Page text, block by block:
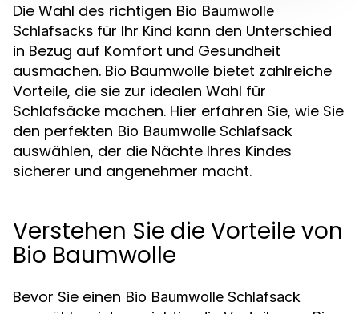
Die Wahl des richtigen Bio Baumwolle
Schlafsacks für Ihr Kind kann den Unterschied
in Bezug auf Komfort und Gesundheit
ausmachen. Bio Baumwolle bietet zahlreiche
Vorteile, die sie zur idealen Wahl für
Schlafsäcke machen. Hier erfahren Sie, wie Sie
den perfekten Bio Baumwolle Schlafsack
auswählen, der die Nächte Ihres Kindes
sicherer und angenehmer macht.
Verstehen Sie die Vorteile von
Bio Baumwolle
Bevor Sie einen Bio Baumwolle Schlafsack